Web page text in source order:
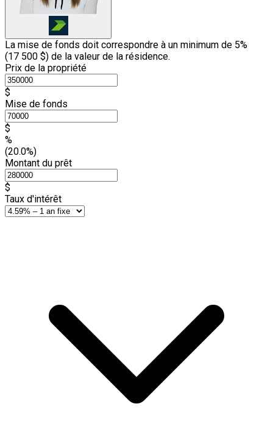
La mise de fonds doit correspondre à un minimum de 5%
(17 500 $) de la valeur de la résidence.
Prix de la propriété
$
Mise de fonds
$
%
(20.0%)
Montant du prêt
$
Taux d'intérêt